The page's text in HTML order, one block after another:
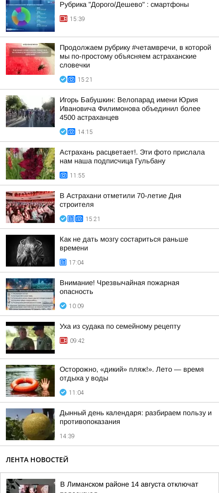
Рубрика "Дорого/Дешево" : смартфоны
15:39
Продолжаем рубрику #четамвречи, в которой
мы по-простому объясняем астраханские
словечки
15:21
Игорь Бабушкин: Велопарад имени Юрия
Ивановича Филимонова объединил более
4500 астраханцев
14:15
Астрахань расцветает!. Эти фото прислала
нам наша подписчица Гульбану
11:55
В Астрахани отметили 70-летие Дня
строителя
15:21
Как не дать мозгу состариться раньше
времени
17:04
Внимание! Чрезвычайная пожарная
опасность
10:09
Уха из судака по семейному рецепту
09:42
Осторожно, «дикий» пляж!». Лето — время
отдыха у воды
11:04
Дынный день календаря: разбираем пользу и
противопоказания
14:39
ЛЕНТА НОВОСТЕЙ
В Лиманском районе 14 августа отключат